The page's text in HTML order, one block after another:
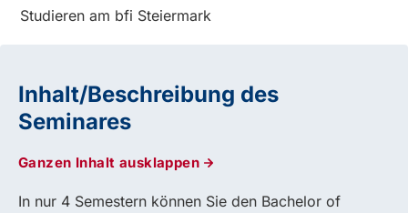
Studieren am bfi Steiermark
Inhalt/Beschreibung des
Seminares
Ganzen Inhalt ausklappen
In nur 4 Semestern können Sie den Bachelor of